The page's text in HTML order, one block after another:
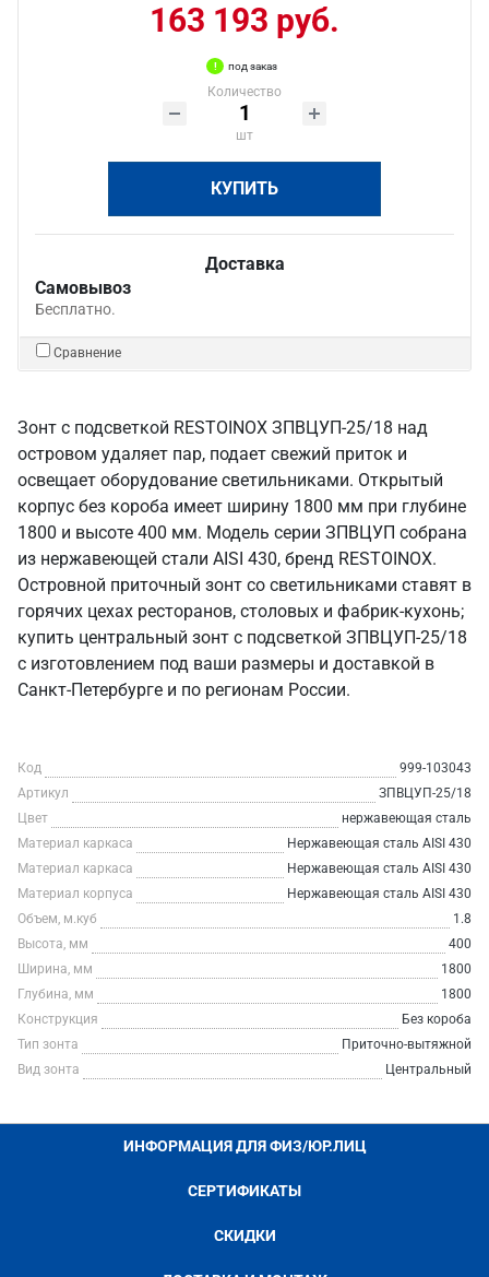
163 193 руб.
под заказ
Количество
шт
КУПИТЬ
Доставка
Самовывоз
Бесплатно.
Сравнение
Зонт с подсветкой RESTOINOX ЗПВЦУП-25/18 над
островом удаляет пар, подает свежий приток и
освещает оборудование светильниками. Открытый
корпус без короба имеет ширину 1800 мм при глубине
1800 и высоте 400 мм. Модель серии ЗПВЦУП собрана
из нержавеющей стали AISI 430, бренд RESTOINOX.
Островной приточный зонт со светильниками ставят в
горячих цехах ресторанов, столовых и фабрик-кухонь;
купить центральный зонт с подсветкой ЗПВЦУП-25/18
с изготовлением под ваши размеры и доставкой в
Санкт‑Петербурге и по регионам России.
Код
999-103043
Артикул
ЗПВЦУП-25/18
Цвет
нержавеющая сталь
Материал каркаса
Нержавеющая сталь AISI 430
Материал каркаса
Нержавеющая сталь AISI 430
Материал корпуса
Нержавеющая сталь AISI 430
Объем, м.куб
1.8
Высота, мм
400
Ширина, мм
1800
Глубина, мм
1800
Конструкция
Без короба
Тип зонта
Приточно-вытяжной
Вид зонта
Центральный
ИНФОРМАЦИЯ ДЛЯ ФИЗ/ЮР.ЛИЦ
СЕРТИФИКАТЫ
СКИДКИ